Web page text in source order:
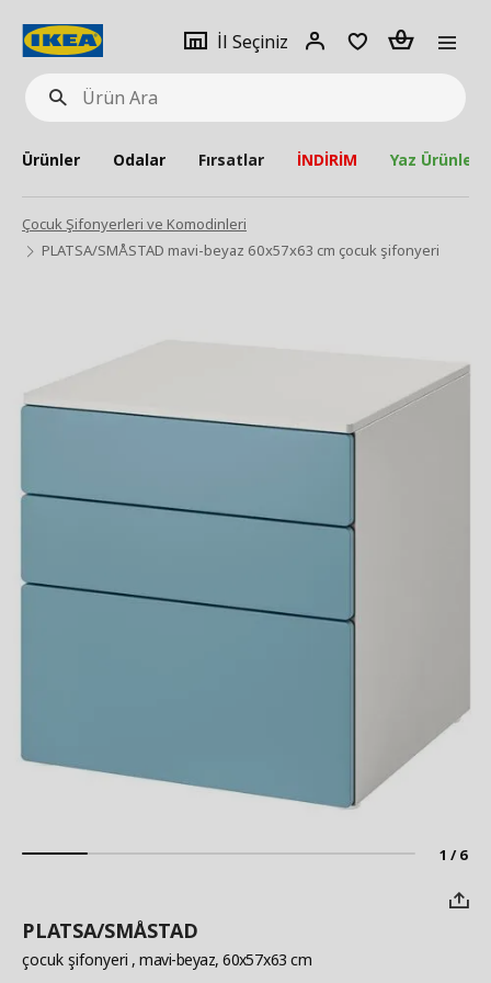
Ürün
Ara
İl Seçiniz
Giriş
Adet
Ürünler Odalar Fırsatlar İNDİRİM Yaz Ürünleri
Çocuk Şifonyerleri ve Komodinleri
PLATSA/SMÅSTAD mavi-beyaz 60x57x63 cm çocuk şifonyeri
1 / 6
PLATSA/SMÅSTAD
çocuk şifonyeri , mavi-beyaz, 60x57x63 cm